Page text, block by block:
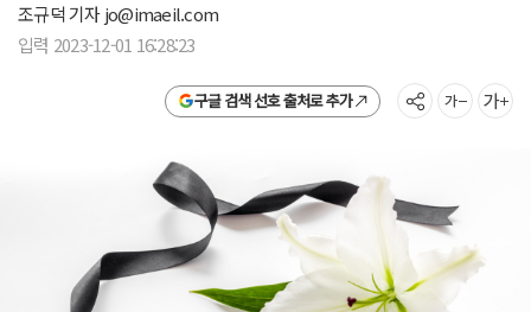
조규덕 기자jo@imaeil.com
입력 2023-12-01 16:28:23
구글 검색 선호 출처로 추가